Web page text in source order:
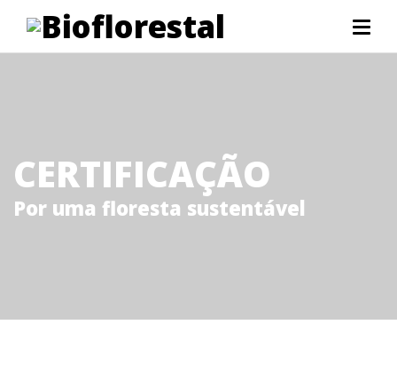
CERTIFICAÇÃO
Por uma floresta sustentável